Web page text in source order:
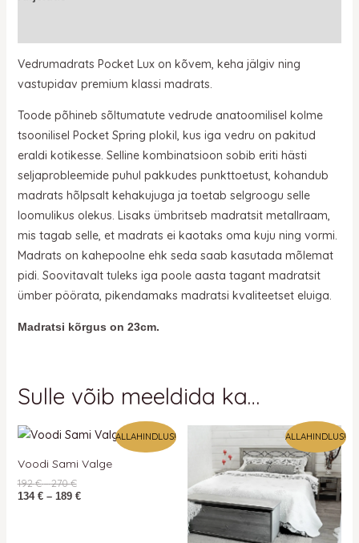
Vedrumadrats Pocket Lux on kõvem, keha jälgiv ning
vastupidav premium klassi madrats.
Toode põhineb sõltumatute vedrude anatoomilisel kolme
tsoonilisel Pocket Spring plokil, kus iga vedru on pakitud
eraldi kotikesse. Selline kombinatsioon sobib eriti hästi
seljaprobleemide puhul pakkudes punkttoetust, kohandub
madrats hõlpsalt kehakujuga ja toetab selgroogu selle
loomulikus olekus. Lisaks ümbritseb madratsit metallraam,
mis tagab selle, et madrats ei kaotaks oma kuju ning vormi.
Madrats on kahepoolne ehk seda saab kasutada mõlemat
pidi. Soovitavalt tuleks iga poole aasta tagant madratsit
ümber pöörata, pikendamaks madratsi kvaliteetset eluiga.
Madratsi kõrgus on 23cm.
Sulle võib meeldida ka…
ALLAHINDLUS!
Voodi Sami Valge
192€–270€
Hinnavahemik:
270 €
134 € – 189 €
Hinnavahemik:
189 €
ALLAHINDLUS!